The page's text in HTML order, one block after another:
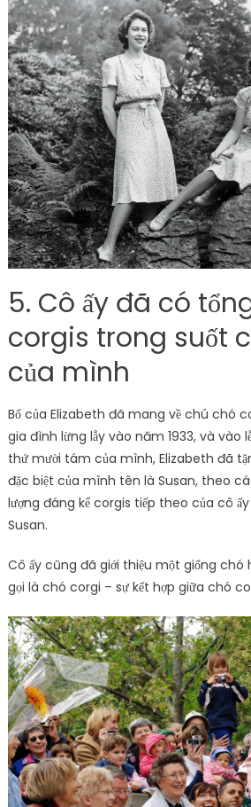
5. Cô ấy đã có
corgis trong suốt
của mình
Bố của Elizabeth đã mang về chú chó
gia đình lừng lẫy vào năm 1933, và vào
thứ mười tám của mình, Elizabeth đã
đặc biệt của mình tên là Susan, theo
lượng đáng kể corgis tiếp theo của cô
Susan.
Cô ấy cũng đã giới thiệu một giống chó
gọi là chó corgi – sự kết hợp giữa chó